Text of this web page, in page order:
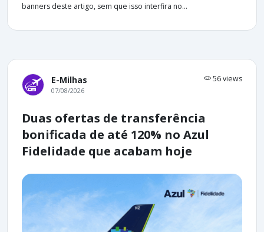
banners deste artigo, sem que isso interfira no...
E-Milhas 56 views
07/08/2026
Duas ofertas de transferência
bonificada de até 120% no Azul
Fidelidade que acabam hoje